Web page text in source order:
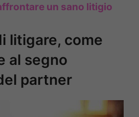
un sano litigio
litigare, come
al segno
partner